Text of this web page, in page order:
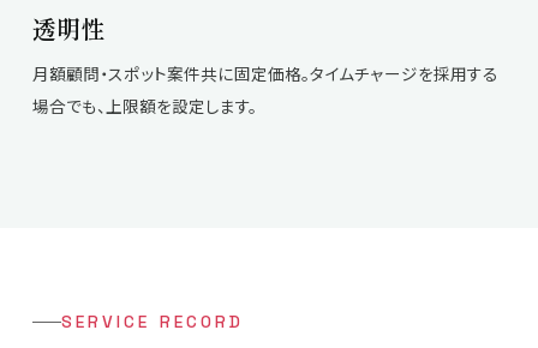
透明性
月額顧問・スポット案件共に固定価格。タイムチャージを採用する
場合でも、上限額を設定します。
SERVICE RECORD